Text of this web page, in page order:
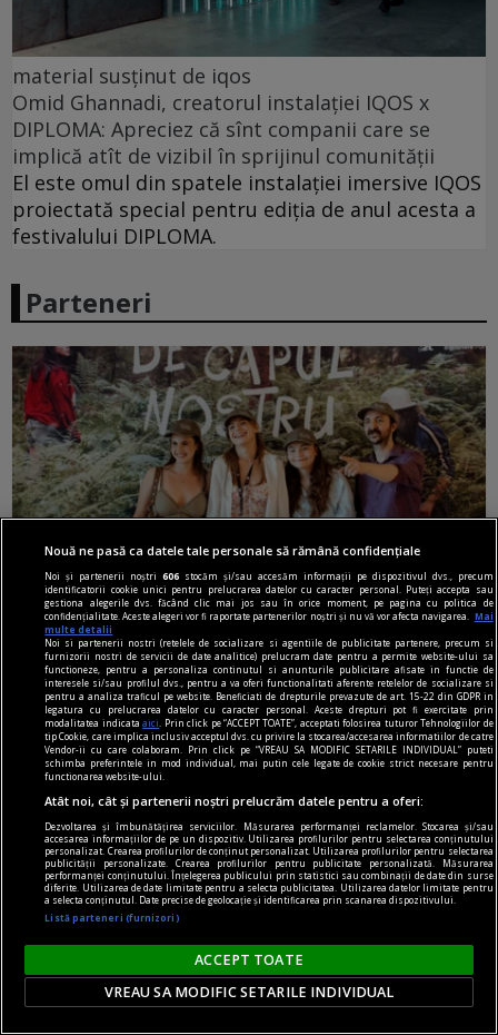
material susținut de iqos
Omid Ghannadi, creatorul instalației IQOS x
DIPLOMA: Apreciez că sînt companii care se
implică atît de vizibil în sprijinul comunității
El este omul din spatele instalației imersive IQOS
proiectată special pentru ediția de anul acesta a
festivalului DIPLOMA.
Parteneri
Filmul premiat la Berlin despre drama copiilor
rămași acasă: „Sunt părinți care pleacă noaptea,
iar copiii se trezesc dimineața fără mamă sau
tată“
Sute de mii de copii din România sunt nevoiți să
se maturizeze înainte de vreme și trăiesc drame
mai mici sau mai mari din cauza plecării
părinților la muncă, în străinătate. Fenomenul
este vizibil de pe Lună, dar abia anul acesta au
apărut primele lungmetraje de ficțiune cu acest
subiect.
Nouă ne pasă ca datele tale personale să rămână confidențiale
Noi și partenerii noștri606 stocăm și/sau accesăm informații pe dispozitivul dvs., precum
identificatorii cookie unici pentru prelucrarea datelor cu caracter personal. Puteți accepta sau
gestiona alegerile dvs. făcând clic mai jos sau în orice moment, pe pagina cu politica de
confidențialitate. Aceste alegeri vor fi raportate partenerilor noștri și nu vă vor afecta navigarea.
Mai
multe detalii
Noi si partenerii nostri (retelele de socializare si agentiile de publicitate partenere, precum si
furnizorii nostri de servicii de date analitice) prelucram date pentru a permite website-ului sa
functioneze, pentru a personaliza continutul si anunturile publicitare afisate in functie de
interesele si/sau profilul dvs., pentru a va oferi functionalitati aferente retelelor de socializare si
pentru a analiza traficul pe website. Beneficiati de drepturile prevazute de art. 15-22 din GDPR in
legatura cu prelucrarea datelor cu caracter personal. Aceste drepturi pot fi exercitate prin
modalitatea indicataaici
. Prin click pe “ACCEPT TOATE”, acceptati folosirea tuturor Tehnologiilor de
tip Cookie, care implica inclusiv acceptul dvs. cu privire la stocarea/accesarea informatiilor de catre
Vendor-ii cu care colaboram. Prin click pe “VREAU SA MODIFIC SETARILE INDIVIDUAL” puteti
schimba preferintele in mod individual, mai putin cele legate de cookie strict necesare pentru
functionarea website-ului.
Atât noi, cât și partenerii noștri prelucrăm datele pentru a oferi:
Dezvoltarea și îmbunătățirea serviciilor. Măsurarea performanței reclamelor. Stocarea și/sau
accesarea informațiilor de pe un dispozitiv. Utilizarea profilurilor pentru selectarea conținutului
personalizat. Crearea profilurilor de conținut personalizat. Utilizarea profilurilor pentru selectarea
publicității personalizate. Crearea profilurilor pentru publicitate personalizată. Măsurarea
performanței conținutului. Înțelegerea publicului prin statistici sau combinații de date din surse
diferite. Utilizarea de date limitate pentru a selecta publicitatea. Utilizarea datelor limitate pentru
a selecta conținutul. Date precise de geolocație și identificarea prin scanarea dispozitivului.
Listă parteneri (furnizori)
ACCEPT TOATE
VREAU SA MODIFIC SETARILE INDIVIDUAL